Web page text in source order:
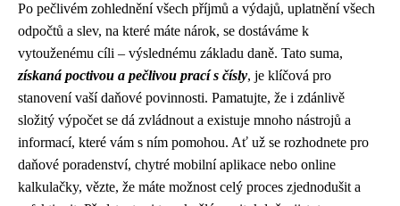
Po pečlivém zohlednění všech příjmů a výdajů, uplatnění všech
odpočtů a slev, na které máte nárok, se dostáváme k
vytouženému cíli – výslednému základu daně. Tato suma,
získaná poctivou a pečlivou prací s čísly, je klíčová pro
stanovení vaší daňové povinnosti. Pamatujte, že i zdánlivě
složitý výpočet se dá zvládnout a existuje mnoho nástrojů a
informací, které vám s ním pomohou. Ať už se rozhodnete pro
daňové poradenství, chytré mobilní aplikace nebo online
kalkulačky, vězte, že máte možnost celý proces zjednodušit a